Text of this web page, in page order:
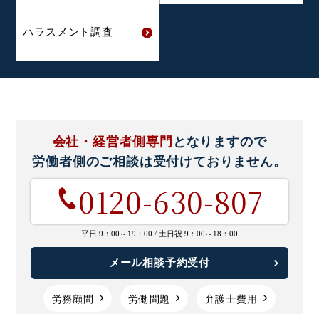
ハラスメント調査
会社・経営者側専門 となりますので
労働者側のご相談は受付けておりません。
0120-630-807
平日 9：00～19：00 / 土日祝 9：00～18：00
メール相談予約受付
労務顧問 労働問題 弁護士費用